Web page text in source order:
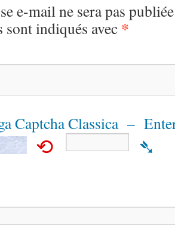
e-mail ne sera pas
indiqués avec *
Captcha Classica –
⟲ ➴